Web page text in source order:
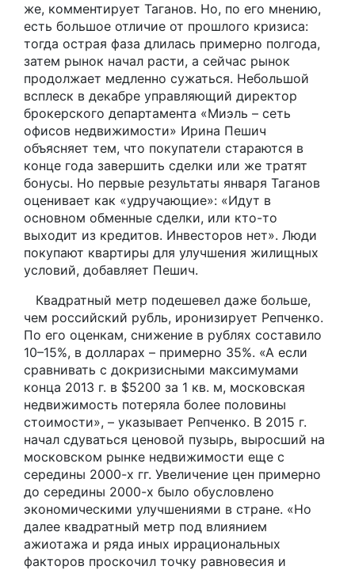
же, комментирует Таганов. Но, по его мнению,
есть большое отличие от прошлого кризиса:
тогда острая фаза длилась примерно полгода,
затем рынок начал расти, а сейчас рынок
продолжает медленно сужаться. Небольшой
всплеск в декабре управляющий директор
брокерского департамента «Миэль – сеть
офисов недвижимости» Ирина Пешич
объясняет тем, что покупатели стараются в
конце года завершить сделки или же тратят
бонусы. Но первые результаты января Таганов
оценивает как «удручающие»: «Идут в
основном обменные сделки, или кто-то
выходит из кредитов. Инвесторов нет». Люди
покупают квартиры для улучшения жилищных
условий, добавляет Пешич.
Квадратный метр подешевел даже больше,
чем российский рубль, иронизирует Репченко.
По его оценкам, снижение в рублях составило
10–15%, в долларах – примерно 35%. «А если
сравнивать с докризисными максимумами
конца 2013 г. в $5200 за 1 кв. м, московская
недвижимость потеряла более половины
стоимости», – указывает Репченко. В 2015 г.
начал сдуваться ценовой пузырь, выросший на
московском рынке недвижимости еще с
середины 2000-х гг. Увеличение цен примерно
до середины 2000-х было обусловлено
экономическими улучшениями в стране. «Но
далее квадратный метр под влиянием
ажиотажа и ряда иных иррациональных
факторов проскочил точку равновесия и